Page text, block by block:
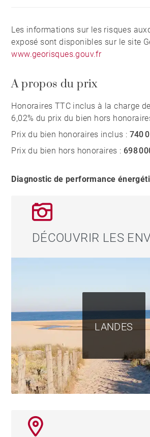
Les informations sur les risques
exposé sont disponibles sur le site
www.georisques.gouv.fr
A propos du prix
Honoraires TTC inclus à la charge
6,02% du prix du bien hors
Prix du bien honoraires inclus : 740
Prix du bien hors honoraires : 698
Diagnostic de performance
DÉCOUVRIR LES
LANDES